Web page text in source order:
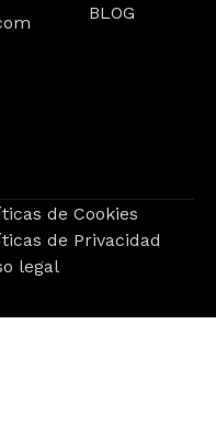
BLOG
de Cookies
de Privacidad
legal